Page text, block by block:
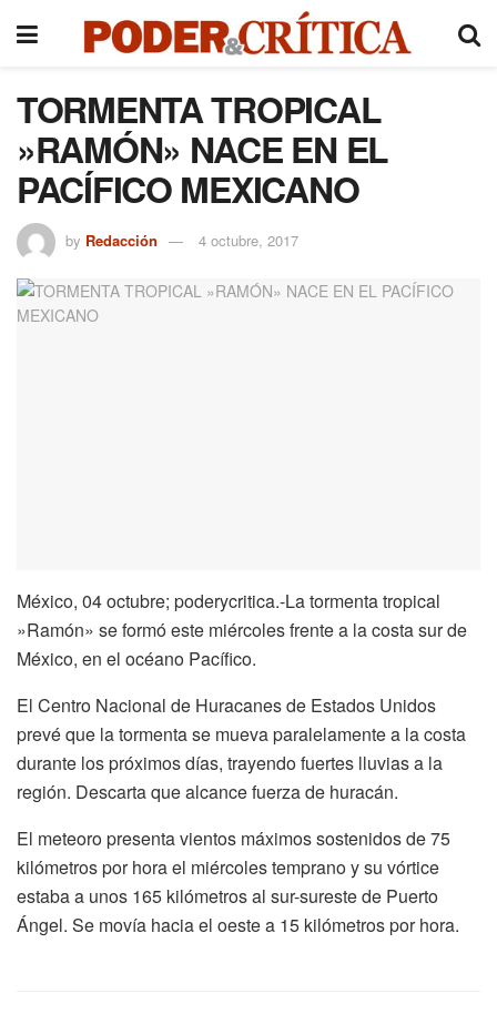
TORMENTA TROPICAL
»RAMÓN» NACE EN EL
PACÍFICO MEXICANO
by Redacción 4 octubre, 2017
México, 04 octubre; poderycritica.-La tormenta tropical
»Ramón» se formó este miércoles frente a la costa sur de
México, en el océano Pacífico.
El Centro Nacional de Huracanes de Estados Unidos
prevé que la tormenta se mueva paralelamente a la costa
durante los próximos días, trayendo fuertes lluvias a la
región. Descarta que alcance fuerza de huracán.
El meteoro presenta vientos máximos sostenidos de 75
kilómetros por hora el miércoles temprano y su vórtice
estaba a unos 165 kilómetros al sur-sureste de Puerto
Ángel. Se movía hacia el oeste a 15 kilómetros por hora.